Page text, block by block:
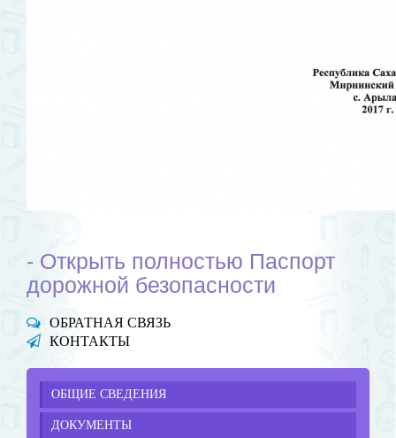
- Открыть полностью Паспорт
дорожной безопасности
ОБРАТНАЯ СВЯЗЬ
КОНТАКТЫ
ОБЩИЕ СВЕДЕНИЯ
ДОКУМЕНТЫ